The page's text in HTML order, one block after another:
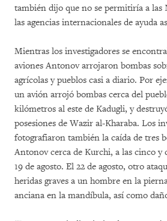
también dijo que no se permitiría a las
las agencias internacionales de ayuda
Mientras los investigadores se
aviones Antonov arrojaron bombas
agrícolas y pueblos casi a diario. Por
un avión arrojó bombas cerca del
kilómetros al este de Kadugli, y
posesiones de Wazir al-Kharaba. Los
fotografiaron también la caída de tres
Antonov cerca de Kurchi, a las cinco y
19 de agosto. El 22 de agosto, otro
heridas graves a un hombre en la
anciana en la mandíbula, así como